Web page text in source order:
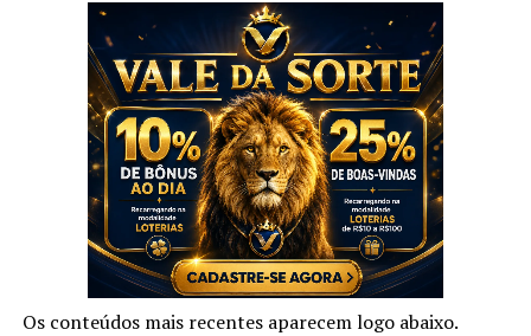
Os conteúdos mais recentes aparecem logo abaixo.